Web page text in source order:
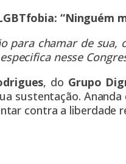
“Ninguém
para chamar de sua,
nesse
, do Grupo
sustentação.
contra a liberdade